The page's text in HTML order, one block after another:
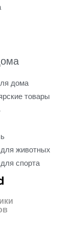
дома
товары
животных
спорта